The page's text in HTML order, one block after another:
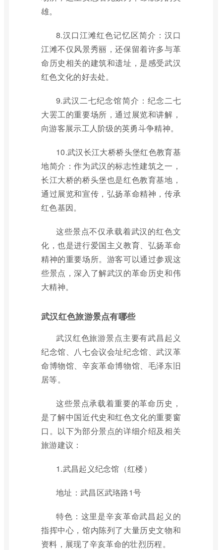
雄。
8.汉口江滩红色记忆区简介：汉口
江滩不仅风景秀丽，还保留着许多与革
命历史相关的建筑和遗址，是感受武汉
红色文化的好去处。
9.武汉二七纪念馆简介：纪念二七
大罢工的重要场所，通过展览和讲解，
向游客展示工人阶级的英勇斗争精神。
10.武汉长江大桥桥头堡红色教育基
地简介：作为武汉的标志性建筑之一，
长江大桥的桥头堡也是红色教育基地，
通过展览和宣传，弘扬革命精神，传承
红色基因。
这些景点不仅承载着武汉的红色文
化，也是进行爱国主义教育、弘扬革命
精神的重要场所。游客可以通过参观这
些景点，深入了解武汉的革命历史和伟
大精神。
武汉红色旅游景点有哪些
武汉红色旅游景点主要有武昌起义
纪念馆、八七会议会址纪念馆、武汉革
命博物馆、辛亥革命博物馆、毛泽东旧
居等。
这些景点承载着重要的革命历史，
是了解中国近代史和红色文化的重要窗
口。以下为部分景点的详细介绍及相关
旅游建议：
1.武昌起义纪念馆（红楼）
地址：武昌区武珞路1号
特色：这里是辛亥革命武昌起义的
指挥中心，馆内陈列了大量历史文物和
资料，展现了辛亥革命的壮烈历程。